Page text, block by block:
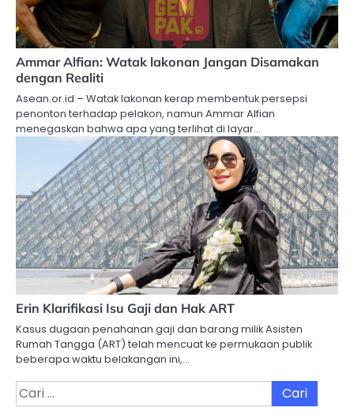
Ammar Alfian: Watak lakonan Jangan Disamakan
dengan Realiti
Asean.or.id – Watak lakonan kerap membentuk persepsi
penonton terhadap pelakon, namun Ammar Alfian
menegaskan bahwa apa yang terlihat di layar…
Erin Klarifikasi Isu Gaji dan Hak ART
Kasus dugaan penahanan gaji dan barang milik Asisten
Rumah Tangga (ART) telah mencuat ke permukaan publik
beberapa waktu belakangan ini,…
Cari
untuk: